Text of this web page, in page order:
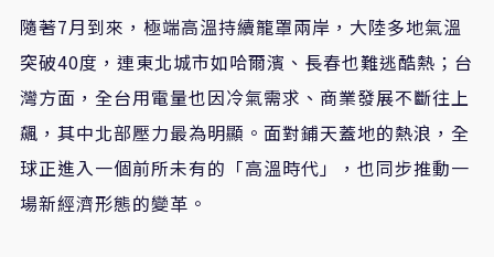
隨著7月到來，極端高溫持續籠罩兩岸，大陸多地氣溫
突破40度，連東北城市如哈爾濱、長春也難逃酷熱；台
灣方面，全台用電量也因冷氣需求、商業發展不斷往上
飆，其中北部壓力最為明顯。面對鋪天蓋地的熱浪，全
球正進入一個前所未有的「高溫時代」，也同步推動一
場新經濟形態的變革。